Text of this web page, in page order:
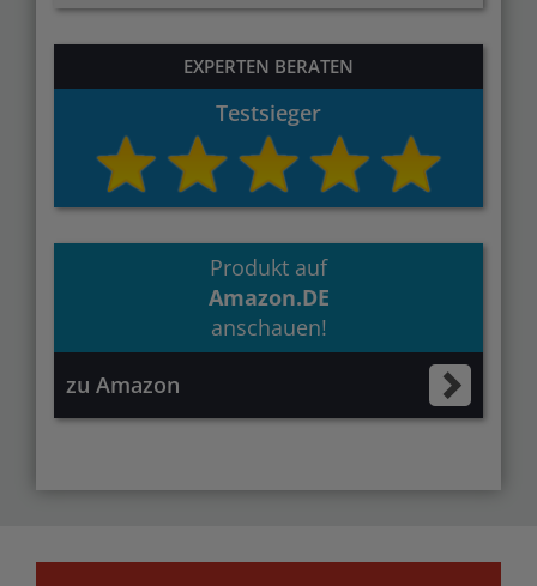
EXPERTEN BERATEN
Testsieger
Produkt auf
Amazon.DE
anschauen!
zu Amazon